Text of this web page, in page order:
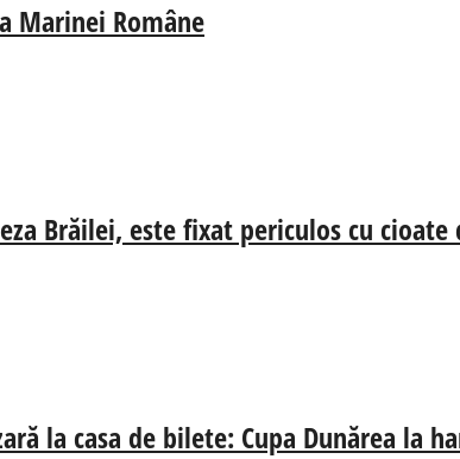
Marinei Române
Brăilei, este fixat periculos cu
la casa de bilete: Cupa Dunărea la